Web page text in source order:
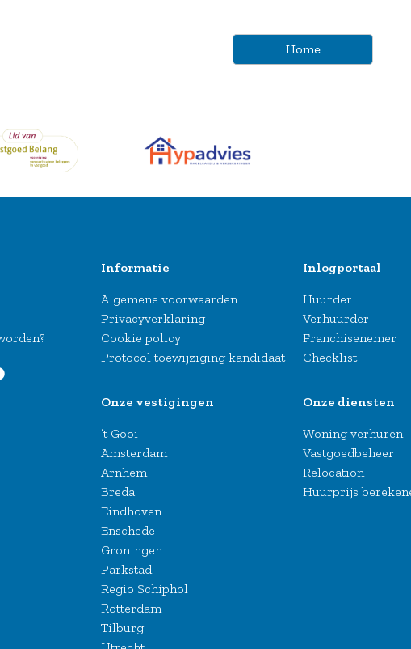
Home
Informatie
Algemene voorwaarden
Privacyverklaring
Cookie policy
Protocol toewijziging kandidaat
Onze vestigingen
’t Gooi
Amsterdam
Arnhem
Breda
Eindhoven
Enschede
Groningen
Parkstad
Regio Schiphol
Rotterdam
Tilburg
Inlogportaal
Huurder
Verhuurder
Franchisenemer
Checklist
Onze diensten
Woning verhuren
Vastgoedbeheer
Relocation
Huurprijs